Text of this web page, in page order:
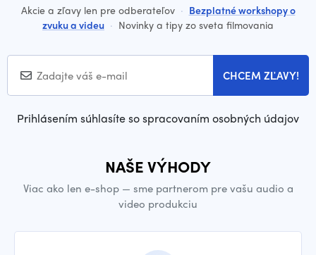
Akcie a zľavy len pre odberateľov · Bezplatné workshopy o
zvuku a videu · Novinky a tipy zo sveta filmovania
CHCEM ZĽAVY!
Prihlásením súhlasíte so spracovaním osobných údajov
NAŠE VÝHODY
Viac ako len e-shop — sme partnerom pre vašu audio a
video produkciu